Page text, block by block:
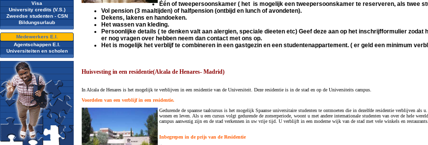
Visa
University credits (V.S.)
Zweedse studenten - CSN
Bildungsurlaub
Medewerkers E.I.
Agentschappen E.I.
Universiteiten en scholen
Één of tweepersoonskamer ( het is mogelijk een tweepersoonskamer te reserveren, als twee
Vol pension (3 maaltijden) of halfpension (ontbijd en lunch of avondeten).
Dekens, lakens en handoeken.
Het wassen van kleding.
Persoonlijke details ( te denken valt aan alergien, speciale dieeten etc) Geef deze aan op het inschrijfformulier zodat
er nog vragen over hebben neem dan contact met ons op.
Het is mogelijk het verblijf te combineren in een gastgezin en een studentenappartement. ( er geld een minimum
Huisvesting in een residentie(Alcala de Henares- Madrid)
In Alcala de Henares is het mogelijk te verblijven in een residentie van de Universiteit. Deze residentie is in de stad en op de Universiteits campus.
Voordelen van een verblijf in een residentie.
Gedurende de spaanse taalcursus is het mogelijk Spaanse universitaire studenten te ontmoeten die in dezelfde residentie verblijven als
wonen en leven. Als u een cursus volgt gedurende de zomerperiode, woont u met andere internationale studenten van over de hele
campus aanwezig zijn en de stad verkennen in uw vrije tijd. U verblijft in een moderne wijk van de stad met vele winkels en restaurants.
Inbegrepen in de prijs van de Residentie